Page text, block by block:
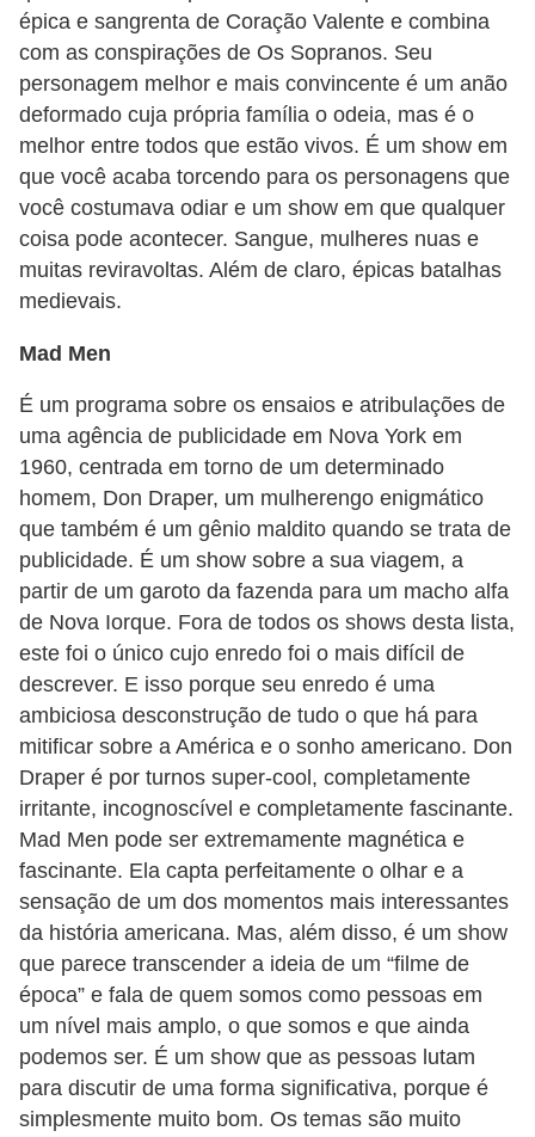
épica e sangrenta de Coração Valente e combina
com as conspirações de Os Sopranos. Seu
personagem melhor e mais convincente é um anão
deformado cuja própria família o odeia, mas é o
melhor entre todos que estão vivos. É um show em
que você acaba torcendo para os personagens que
você costumava odiar e um show em que qualquer
coisa pode acontecer. Sangue, mulheres nuas e
muitas reviravoltas. Além de claro, épicas batalhas
medievais.
Mad Men
É um programa sobre os ensaios e atribulações de
uma agência de publicidade em Nova York em
1960, centrada em torno de um determinado
homem, Don Draper, um mulherengo enigmático
que também é um gênio maldito quando se trata de
publicidade. É um show sobre a sua viagem, a
partir de um garoto da fazenda para um macho alfa
de Nova Iorque. Fora de todos os shows desta lista,
este foi o único cujo enredo foi o mais difícil de
descrever. E isso porque seu enredo é uma
ambiciosa desconstrução de tudo o que há para
mitificar sobre a América e o sonho americano. Don
Draper é por turnos super-cool, completamente
irritante, incognoscível e completamente fascinante.
Mad Men pode ser extremamente magnética e
fascinante. Ela capta perfeitamente o olhar e a
sensação de um dos momentos mais interessantes
da história americana. Mas, além disso, é um show
que parece transcender a ideia de um “filme de
época” e fala de quem somos como pessoas em
um nível mais amplo, o que somos e que ainda
podemos ser. É um show que as pessoas lutam
para discutir de uma forma significativa, porque é
simplesmente muito bom. Os temas são muito